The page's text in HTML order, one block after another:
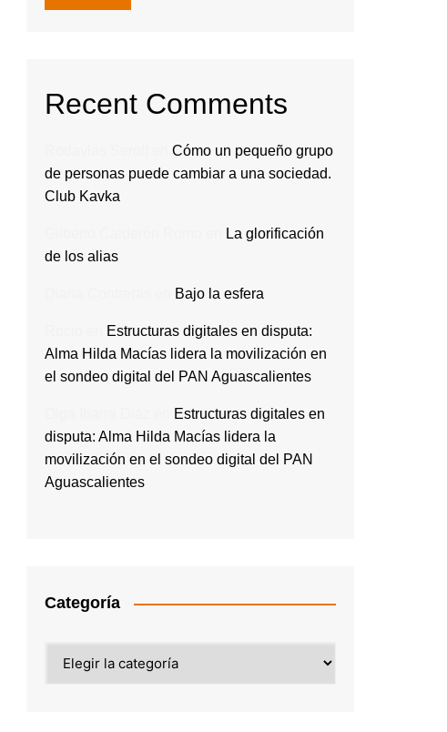
Recent Comments
Cómo un pequeño grupo
de personas puede cambiar a una sociedad.
Club Kavka
La glorificación
de los alias
Bajo la esfera
Estructuras digitales en disputa:
Alma Hilda Macías lidera la movilización en
el sondeo digital del PAN Aguascalientes
Estructuras digitales en
disputa: Alma Hilda Macías lidera la
movilización en el sondeo digital del PAN
Aguascalientes
Categoría